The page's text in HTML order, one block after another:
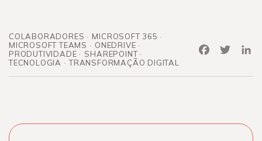
COLABORADORES
MICROSOFT 365
MICROSOFT TEAMS
ONEDRIVE
PRODUTIVIDADE
SHAREPOINT
TECNOLOGIA
TRANSFORMAÇÃO DIGITAL
FacebookTwitter